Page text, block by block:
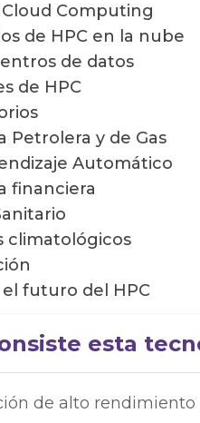
Cloud Computing
de HPC en la nube
de datos
de HPC
Petrolera y de Gas
Automático
financiera
climatológicos
el futuro del HPC
esta
de alto rendimiento